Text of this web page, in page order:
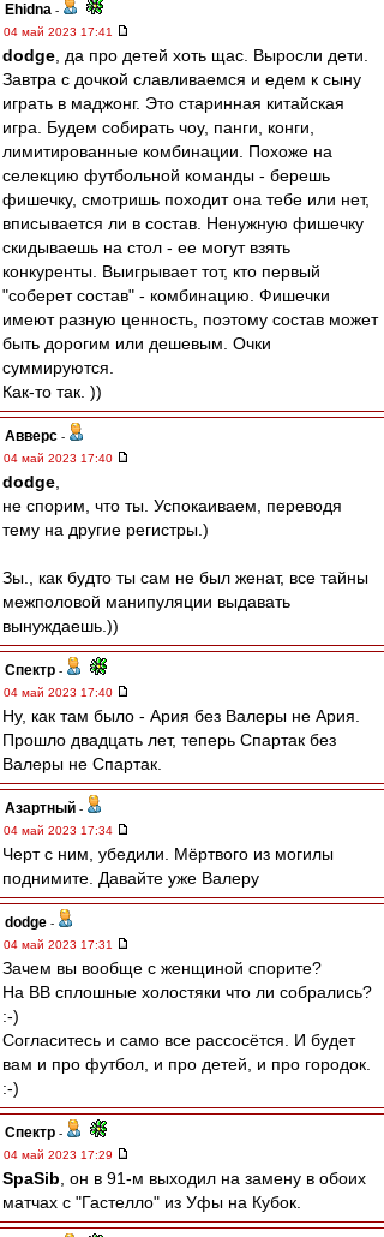
Ehidna -
04 май 2023 17:41
dodge , да про детей хоть щас. Выросли дети.
Завтра с дочкой славливаемся и едем к сыну
играть в маджонг. Это старинная китайская
игра. Будем собирать чоу, панги, конги,
лимитированные комбинации. Похоже на
селекцию футбольной команды - берешь
фишечку, смотришь походит она тебе или нет,
вписывается ли в состав. Ненужную фишечку
скидываешь на стол - ее могут взять
конкуренты. Выигрывает тот, кто первый
"соберет состав" - комбинацию. Фишечки
имеют разную ценность, поэтому состав может
быть дорогим или дешевым. Очки
суммируются.
Как-то так. ))
Авверс -
04 май 2023 17:40
dodge
не спорим, что ты. Успокаиваем, переводя
тему на другие регистры.)
Зы., как будто ты сам не был женат, все тайны
межполовой манипуляции выдавать
вынуждаешь.))
Спектр -
04 май 2023 17:40
Ну, как там было - Ария без Валеры не Ария.
Прошло двадцать лет, теперь Спартак без
Валеры не Спартак.
Азартный -
04 май 2023 17:34
Черт с ним, убедили. Мёртвого из могилы
поднимите. Давайте уже Валеру
dodge -
04 май 2023 17:31
Зачем вы вообще с женщиной спорите?
На ВВ сплошные холостяки что ли собрались?
:-)
Согласитесь и само все рассосётся. И будет
вам и про футбол, и про детей, и про городок.
:-)
Спектр -
04 май 2023 17:29
SpaSib , он в 91-м выходил на замену в обоих
матчах с "Гастелло" из Уфы на Кубок.